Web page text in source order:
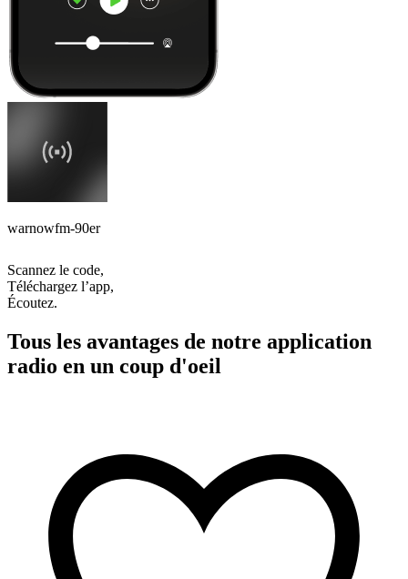
warnowfm-90er
Scannez le code,
Téléchargez l’app,
Écoutez.
Tous les avantages de notre application
radio en un coup d'oeil